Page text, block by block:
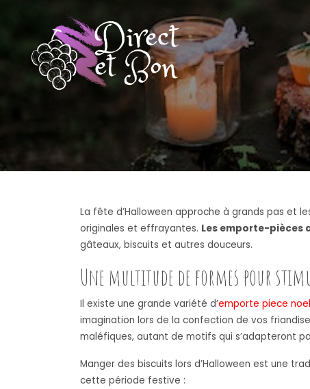
La fête d’Halloween approche à grands pas et
originales et effrayantes. Les emporte-pièces
gâteaux, biscuits et autres douceurs.
Une multitude de formes pour
Il existe une grande variété d’emporte piece noel
imagination lors de la confection de vos
maléfiques, autant de motifs qui s’adapteront
Manger des biscuits lors d’Halloween est une
cette période festive :